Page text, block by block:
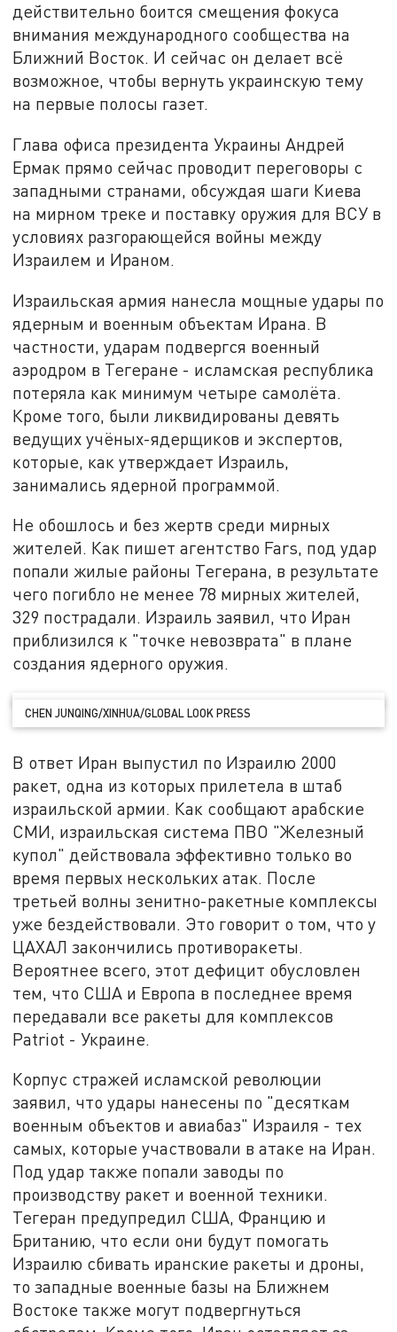
действительно боится смещения фокуса
внимания международного сообщества на
Ближний Восток. И сейчас он делает всё
возможное, чтобы вернуть украинскую тему
на первые полосы газет.
Глава офиса президента Украины Андрей
Ермак прямо сейчас проводит переговоры с
западными странами, обсуждая шаги Киева
на мирном треке и поставку оружия для ВСУ в
условиях разгорающейся войны между
Израилем и Ираном.
Израильская армия нанесла мощные удары по
ядерным и военным объектам Ирана. В
частности, ударам подвергся военный
аэродром в Тегеране - исламская республика
потеряла как минимум четыре самолёта.
Кроме того, были ликвидированы девять
ведущих учёных-ядерщиков и экспертов,
которые, как утверждает Израиль,
занимались ядерной программой.
Не обошлось и без жертв среди мирных
жителей. Как пишет агентство Fars, под удар
попали жилые районы Тегерана, в результате
чего погибло не менее 78 мирных жителей,
329 пострадали. Израиль заявил, что Иран
приблизился к "точке невозврата" в плане
создания ядерного оружия.
CHEN JUNQING/XINHUA/GLOBAL LOOK PRESS
В ответ Иран выпустил по Израилю 2000
ракет, одна из которых прилетела в штаб
израильской армии. Как сообщают арабские
СМИ, израильская система ПВО "Железный
купол" действовала эффективно только во
время первых нескольких атак. После
третьей волны зенитно-ракетные комплексы
уже бездействовали. Это говорит о том, что у
ЦАХАЛ закончились противоракеты.
Вероятнее всего, этот дефицит обусловлен
тем, что США и Европа в последнее время
передавали все ракеты для комплексов
Patriot - Украине.
Корпус стражей исламской революции
заявил, что удары нанесены по "десяткам
военным объектов и авиабаз" Израиля - тех
самых, которые участвовали в атаке на Иран.
Под удар также попали заводы по
производству ракет и военной техники.
Тегеран предупредил США, Францию и
Британию, что если они будут помогать
Израилю сбивать иранские ракеты и дроны,
то западные военные базы на Ближнем
Востоке также могут подвергнуться